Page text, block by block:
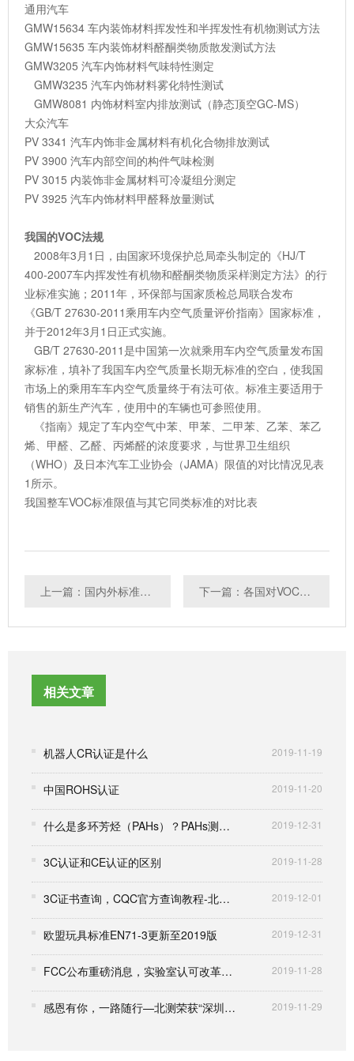
通用汽车
GMW15634 车内装饰材料挥发性和半挥发性有机物测试方法
GMW15635 车内装饰材料醛酮类物质散发测试方法
GMW3205 汽车内饰材料气味特性测定
GMW3235 汽车内饰材料雾化特性测试
GMW8081 内饰材料室内排放测试（静态顶空GC-MS）
大众汽车
PV 3341 汽车内饰非金属材料有机化合物排放测试
PV 3900 汽车内部空间的构件气味检测
PV 3015 内装饰非金属材料可冷凝组分测定
PV 3925 汽车内饰材料甲醛释放量测试
我国的VOC法规
2008年3月1日，由国家环境保护总局牵头制定的《HJ/T
400-2007车内挥发性有机物和醛酮类物质采样测定方法》的行
业标准实施；2011年，环保部与国家质检总局联合发布
《GB/T 27630-2011乘用车内空气质量评价指南》国家标准，
并于2012年3月1日正式实施。
GB/T 27630-2011是中国第一次就乘用车内空气质量发布国
家标准，填补了我国车内空气质量长期无标准的空白，使我国
市场上的乘用车车内空气质量终于有法可依。标准主要适用于
销售的新生产汽车，使用中的车辆也可参照使用。
《指南》规定了车内空气中苯、甲苯、二甲苯、乙苯、苯乙
烯、甲醛、乙醛、丙烯醛的浓度要求，与世界卫生组织
（WHO）及日本汽车工业协会（JAMA）限值的对比情况见表
1所示。
我国整车VOC标准限值与其它同类标准的对比表
上一篇：国内外标准汽车VOC测试项目汇总 下一篇：各国对VOC的不同定义与VOC的来源解析
相关文章
机器人CR认证是什么 2019-11-19
中国ROHS认证 2019-11-20
什么是多环芳烃（PAHs）？PAHs测试范围 2019-12-31
3C认证和CE认证的区别 2019-11-28
3C证书查询，CQC官方查询教程-北测检测 2019-12-01
欧盟玩具标准EN71-3更新至2019版 2019-12-31
FCC公布重磅消息，实验室认可改革延期到2017年7月13日 2019-11-28
感恩有你，一路随行—北测荣获“深圳市自主创新百强中小企业”称号 2019-11-29